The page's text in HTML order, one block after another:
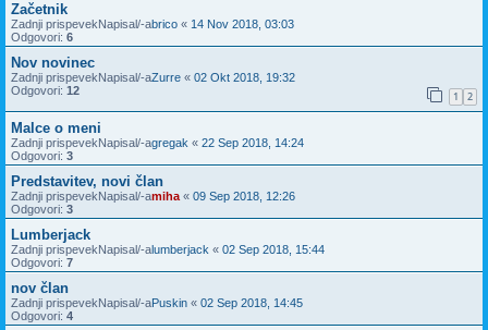
Začetnik
Zadnji prispevekNapisal/-abrico « 14 Nov 2018, 03:03
Odgovori: 6
Nov novinec
Zadnji prispevekNapisal/-aZurre « 02 Okt 2018, 19:32
Odgovori: 12 1 2
Malce o meni
Zadnji prispevekNapisal/-agregak « 22 Sep 2018, 14:24
Odgovori: 3
Predstavitev, novi član
Zadnji prispevekNapisal/-amiha « 09 Sep 2018, 12:26
Odgovori: 3
Lumberjack
Zadnji prispevekNapisal/-alumberjack « 02 Sep 2018, 15:44
Odgovori: 7
nov član
Zadnji prispevekNapisal/-aPuskin « 02 Sep 2018, 14:45
Odgovori: 4